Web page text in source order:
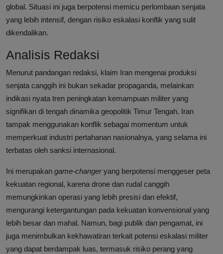
global. Situasi ini juga berpotensi memicu perlombaan senjata
yang lebih intensif, dengan risiko eskalasi konflik yang sulit
dikendalikan.
Analisis Redaksi
Menurut pandangan redaksi, klaim Iran mengenai produksi
senjata canggih ini bukan sekadar propaganda, melainkan
indikasi nyata tren peningkatan kemampuan militer yang
signifikan di tengah dinamika geopolitik Timur Tengah. Iran
tampak menggunakan konflik sebagai momentum untuk
memperkuat industri pertahanan nasionalnya, yang selama ini
terbatas oleh sanksi internasional.
Ini merupakan game-changeryang berpotensi menggeser peta
kekuatan regional, karena drone dan rudal canggih
memungkinkan operasi yang lebih presisi dan efektif,
mengurangi ketergantungan pada kekuatan konvensional yang
lebih besar dan mahal. Namun, bagi publik dan pengamat, ini
juga menimbulkan kekhawatiran terkait potensi eskalasi militer
yang dapat berdampak luas, termasuk risiko perang yang